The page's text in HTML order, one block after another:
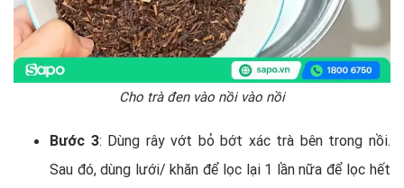
Cho trà đen vào nồi vào nồi
Bước 3: Dùng rây vớt bỏ bớt xác trà bên trong nồi.
Sau đó, dùng lưới/ khăn để lọc lại 1 lần nữa để lọc hết